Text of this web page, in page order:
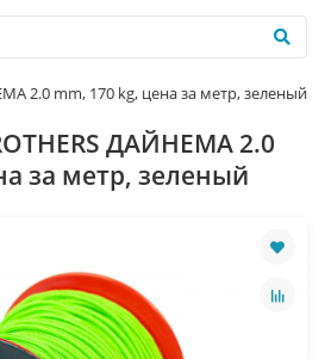
2.0 mm, 170 kg, цена за метр, зеленый
ДАЙНЕМА 2.0
за метр, зеленый